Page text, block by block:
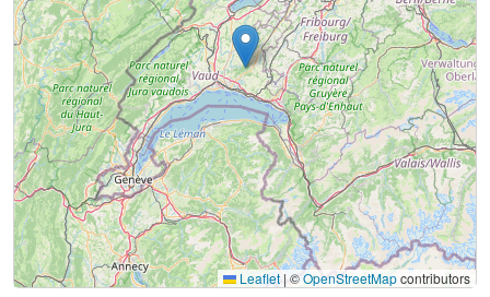
Leaflet |©OpenStreetMapcontributors